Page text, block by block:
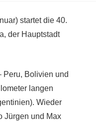
startet die 40.
der Hauptstadt
Peru, Bolivien und
langen
Wieder
Jürgen und Max